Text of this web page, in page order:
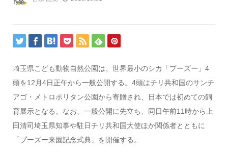
埼玉県こども動物自然公園は、世界最小のシカ「プーズー」4
頭を12月4日正午から一般公開する。4頭はチリ共和国のサンチ
アゴ・メトロポリタン公園から寄贈され、日本では初めての飼
育展示となる。なお、一般公開に先立ち、同日午前11時から上
田清司埼玉県知事や駐日チリ共和国大使ほか関係者とともに
「プーズー来園記念式典」を開催する。